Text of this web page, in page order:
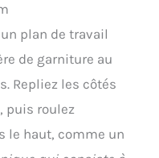
plan de travail
de garniture au
Repliez les côtés
puis roulez
le haut, comme un